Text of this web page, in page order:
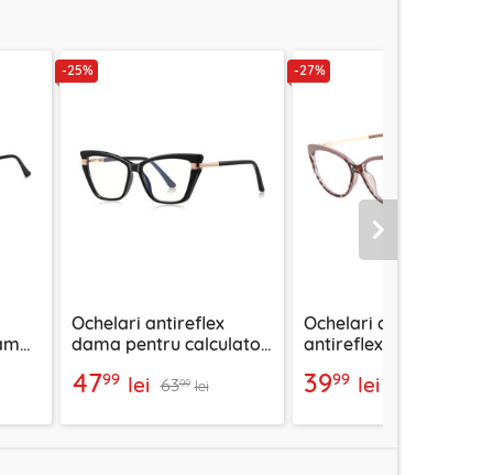
-25%
Ochelari antireflex
dama pentru calculator
4799 lei 6399 lei
-27%
Ochelari cat eye
antireflex pentru
3999 lei